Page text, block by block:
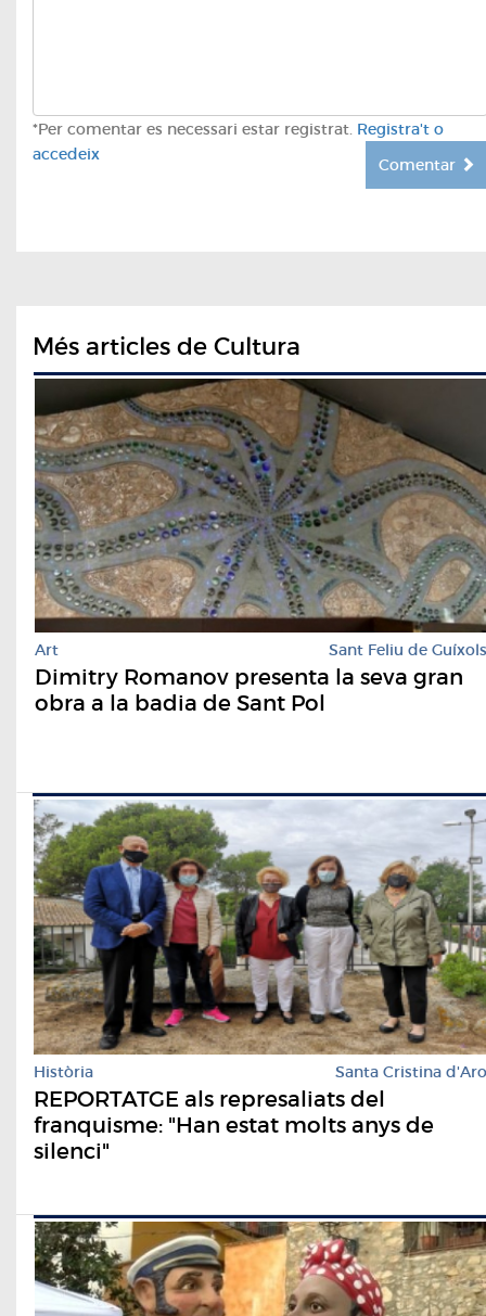
*Per comentar es necessari estar registrat. Registra't o
accedeix
Comentar
Més articles de Cultura
Art Sant Feliu de Guíxols
Dimitry Romanov presenta la seva gran
obra a la badia de Sant Pol
Història Santa Cristina d'Aro
REPORTATGE als represaliats del
franquisme: "Han estat molts anys de
silenci"